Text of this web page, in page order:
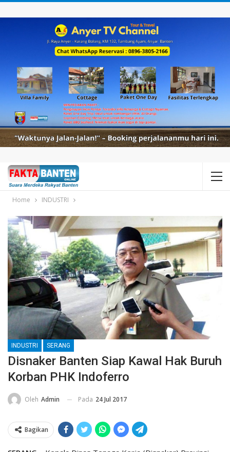
Home INDUSTRI
INDUSTRI SERANG
Disnaker Banten Siap Kawal Hak Buruh
Korban PHK Indoferro
Oleh Admin Pada 24 Jul 2017
Bagikan